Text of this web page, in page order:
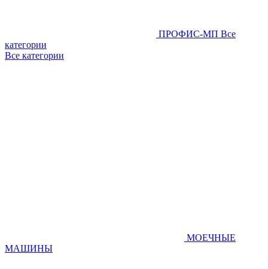
ПРОФИС-МП Все
категории
Все категории
МОЕЧНЫЕ
МАШИНЫ